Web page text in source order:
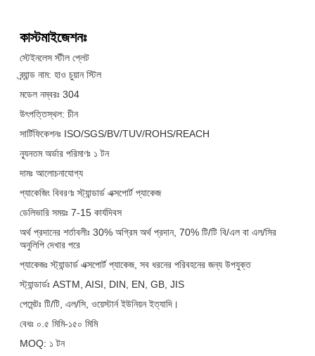
কাস্টমাইজেশনঃ
স্টেইনলেস স্টীল প্লেট
ব্র্যান্ড নাম: হাও চুয়ান স্টিল
মডেল নম্বরঃ 304
উৎপত্তিস্থল: চীন
সার্টিফিকেশনঃ ISO/SGS/BV/TUV/ROHS/REACH
ন্যূনতম অর্ডার পরিমাণঃ ১ টন
দামঃ আলোচনাযোগ্য
প্যাকেজিং বিবরণঃ স্ট্যান্ডার্ড এক্সপোর্ট প্যাকেজ
ডেলিভারি সময়ঃ 7-15 কার্যদিবস
অর্থ প্রদানের শর্তাবলীঃ 30% অগ্রিম অর্থ প্রদান, 70% টি/টি বি/এল বা এল/সির
অনুলিপি দেখার পরে
প্যাকেজঃ স্ট্যান্ডার্ড এক্সপোর্ট প্যাকেজ, সব ধরনের পরিবহনের জন্য উপযুক্ত
স্ট্যান্ডার্ডঃ ASTM, AISI, DIN, EN, GB, JIS
পেমেন্টঃ টি/টি, এল/সি, ওয়েস্টার্ন ইউনিয়ন ইত্যাদি।
বেধঃ ০.৫ মিমি-১৫০ মিমি
MOQ: ১ টন